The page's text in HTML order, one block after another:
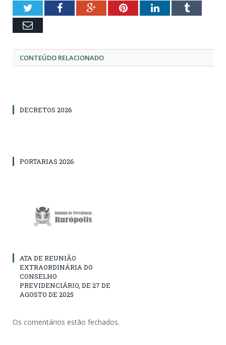
TwitterFacebookGoogle+PinterestLinkedInTumblr
Email
CONTEÚDO RELACIONADO
DECRETOS 2026
PORTARIAS 2026
ATA DE REUNIÃO
EXTRAORDINÁRIA DO
CONSELHO
PREVIDENCIÁRIO, DE 27 DE
AGOSTO DE 2025
Os comentários estão fechados.